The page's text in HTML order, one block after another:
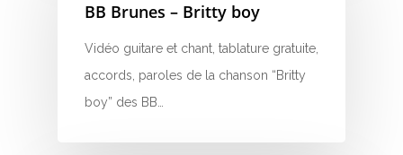
BB Brunes – Britty boy
Vidéo guitare et chant, tablature gratuite,
accords, paroles de la chanson “Britty
boy” des BB…
K